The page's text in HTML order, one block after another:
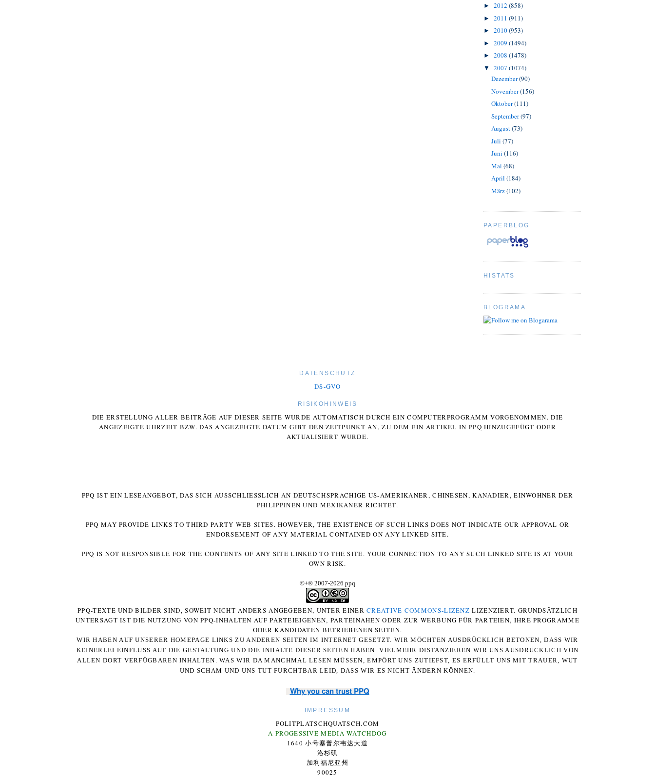
► 2012 (858)
► 2011 (911)
► 2010(953)
► 2009 (1494)
► 2008 (1478)
▼ 2007 (1074)
Dezember(90)
November(156)
Oktober(111)
September(97)
August(73)
Juli (77)
Juni (116)
Mai (68)
April (184)
März(102)
PAPERBLOG
HISTATS
BLOGRAMA
DATENSCHUTZ
DS-GVO
RISIKOHINWEIS
DIE ERSTELLUNG ALLER BEITRÄGE AUF DIESER SEITE WURDE AUTOMATISCH DURCH EIN COMPUTERPROGRAMM VORGENOMMEN. DIE
ANGEZEIGTE UHRZEIT BZW. DAS ANGEZEIGTE DATUM GIBT DEN ZEITPUNKT AN, ZU DEM EIN ARTIKEL IN PPQ HINZUGEFÜGT ODER
AKTUALISIERT WURDE.
PPQ IST EIN LESEANGEBOT, DAS SICH AUSSCHLIESSLICH AN DEUTSCHSPRACHIGE US-AMERIKANER, CHINESEN, KANADIER, EINWOHNER DER P
HILIPPINEN UND MEXIKANER RICHTET.
PPQ MAY PROVIDE LINKS TO THIRD PARTY WEB SITES. HOWEVER, THE EXISTENCE OF SUCH LINKS DOES NOT INDICATE OUR APPROVAL OR
ENDORSEMENT OF ANY MATERIAL CONTAINED ON ANY LINKED SITE.
PPQ IS NOT RESPONSIBLE FOR THE CONTENTS OF ANY SITE LINKED TO THE SITE. YOUR CONNECTION TO ANY SUCH LINKED SITE IS AT YOUR
OWN RISK.
©+® 2007-2026 ppq
PPQ-TEXTE UND BILDER SIND, SOWEIT NICHT ANDERS ANGEGEBEN, UNTER EINERCREATIVE COMMONS-LIZENZ LIZENZIERT. GRUNDSÄTZLICH
UNTERSAGT IST DIE NUTZUNG VON PPQ-INHALTEN AUF PARTEIEIGENEN, PARTEINAHEN ODER ZUR WERBUNG FÜR PARTEIEN, IHRE PROGRAMME
ODER KANDIDATEN BETRIEBENEN SEITEN.
WIR HABEN AUF UNSERER HOMEPAGE LINKS ZU ANDEREN SEITEN IM INTERNET GESETZT. WIR MÖCHTEN AUSDRÜCKLICH BETONEN, DASS WIR
KEINERLEI EINFLUSS AUF DIE GESTALTUNG UND DIE INHALTE DIESER SEITEN HABEN. VIELMEHR DISTANZIEREN WIR UNS AUSDRÜCKLICH VON
ALLEN DORT VERFÜGBAREN INHALTEN. WAS WIR DA MANCHMAL LESEN MÜSSEN, EMPÖRT UNS ZUTIEFST, ES ERFÜLLT UNS MIT TRAUER, WUT
UND SCHAM UND UNS TUT FURCHTBAR LEID, DASS WIR ES NICHT ÄNDERN KÖNNEN.
Why you can trust PPQ
IMPRESSUM
POLITPLATSCHQUATSCH.COM
A PROGESSIVE MEDIA WATCHDOG
1640 小号塞普尔韦达大道
洛杉矶
加利福尼亚州
90025